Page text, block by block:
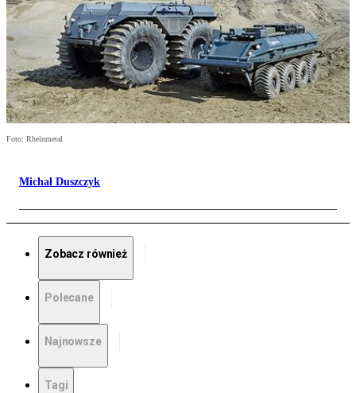
Foto: Rheinmetal
Michał Duszczyk
Zobacz również
Polecane
Najnowsze
Tagi